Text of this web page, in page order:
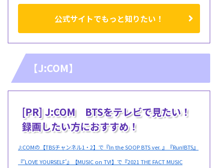
公式サイトでもっと知りたい！
【J:COM】
[PR] J:COM BTSをテレビで見たい！
録画したい方におすすめ！
J:COMの【TBSチャンネル1・2】で『In the SOOP BTS ver. 』『Run!BTS』
『'LOVE YOURSELF'』【MUSIC on TV!】で『2021 THE FACT MUSIC